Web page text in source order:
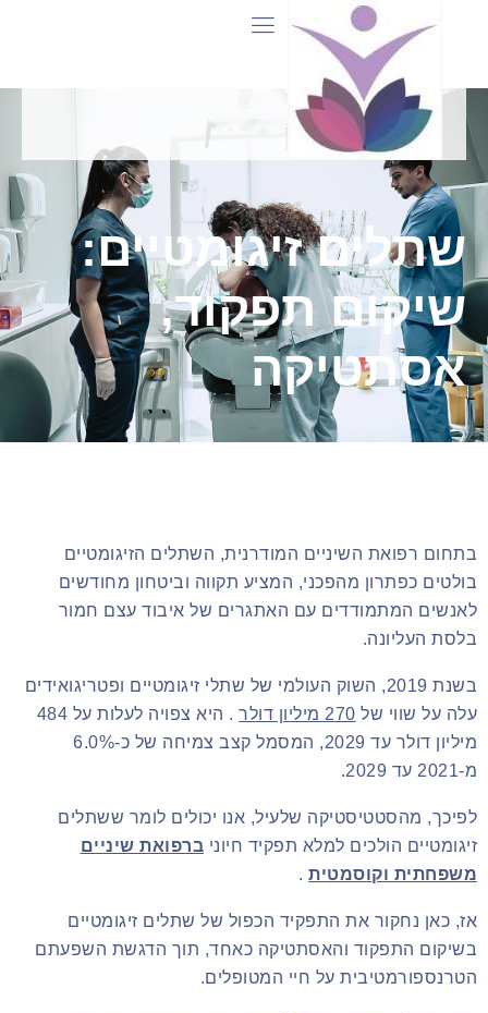
שתלים זיגומטיים:
שיקום תפקוד,
אסתטיקה
בתחום רפואת השיניים המודרנית, השתלים הזיגומטיים
בולטים כפתרון מהפכני, המציע תקווה וביטחון מחודשים
לאנשים המתמודדים עם האתגרים של איבוד עצם חמור
בלסת העליונה.
בשנת 2019, השוק העולמי של שתלי זיגומטיים ופטריגואידים
עלה על שווי של 270 מיליון דולר
. היא צפויה לעלות על 484
מיליון דולר עד 2029, המסמל קצב צמיחה של כ-6.0%
מ-2021 עד 2029.
לפיכך, מהסטטיסטיקה שלעיל, אנו יכולים לומר ששתלים
זיגומטיים הולכים למלא תפקיד חיוני ברפואת שיניים
משפחתית וקוסמטית .
אז, כאן נחקור את התפקיד הכפול של שתלים זיגומטיים
בשיקום התפקוד והאסתטיקה כאחד, תוך הדגשת השפעתם
הטרנספורמטיבית על חיי המטופלים.